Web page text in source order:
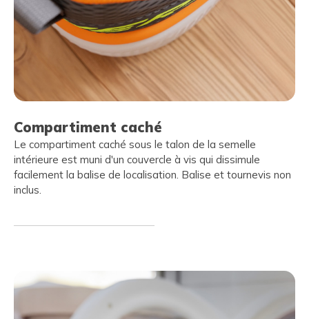
Compartiment caché
Le compartiment caché sous le talon de la semelle
intérieure est muni d'un couvercle à vis qui dissimule
facilement la balise de localisation. Balise et tournevis non
inclus.